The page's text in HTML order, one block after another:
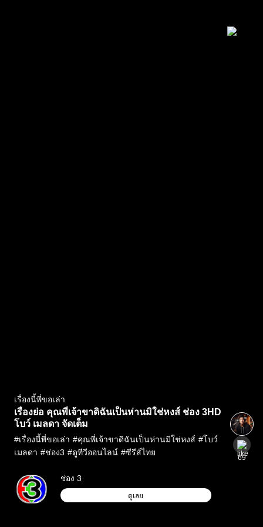
เรื่องนี้พี่ขอเล่า
เรื่องย่อ คุณพี่เจ้าขาดิฉันเป็นห่านมิใช่หงส์ ช่อง 3HD
โบว์ เมลดา จัดเต็ม
#เรื่องนี้พี่ขอเล่า #คุณพี่เจ้าขาดิฉันเป็นห่านมิใช่หงส์ #โบว์
เมลดา #ช่อง3 #ดูทีวีออนไลน์ #ซีรีส์ไทย
ช่อง 3
ดูเลย
69